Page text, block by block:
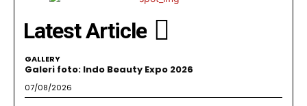
Latest Article
GALLERY
Galeri foto: Indo Beauty Expo 2026
07/08/2026